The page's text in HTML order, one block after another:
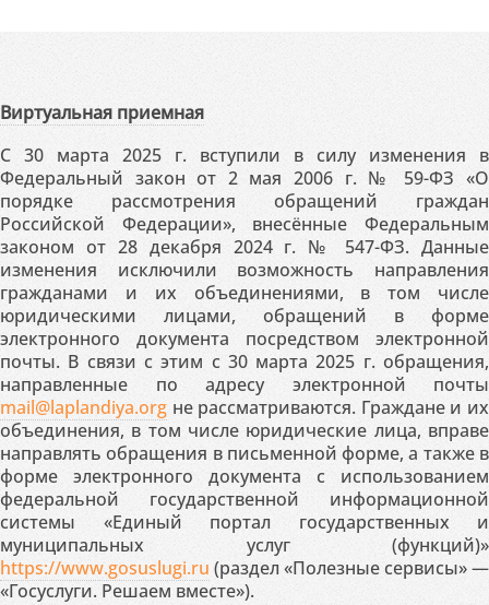
Виртуальная приемная
С 30 марта 2025 г. вступили в силу изменения в
Федеральный закон от 2 мая 2006 г. № 59-ФЗ «О
порядке рассмотрения обращений граждан
Российской Федерации», внесённые Федеральным
законом от 28 декабря 2024 г. № 547-ФЗ. Данные
изменения исключили возможность направления
гражданами и их объединениями, в том числе
юридическими лицами, обращений в форме
электронного документа посредством электронной
почты. В связи с этим с 30 марта 2025 г. обращения,
направленные по адресу электронной почты
mail@laplandiya.org не рассматриваются. Граждане и их
объединения, в том числе юридические лица, вправе
направлять обращения в письменной форме, а также в
форме электронного документа с использованием
федеральной государственной информационной
системы «Единый портал государственных и
муниципальных услуг (функций)»
https://www.gosuslugi.ru (раздел «Полезные сервисы» —
«Госуслуги. Решаем вместе»).